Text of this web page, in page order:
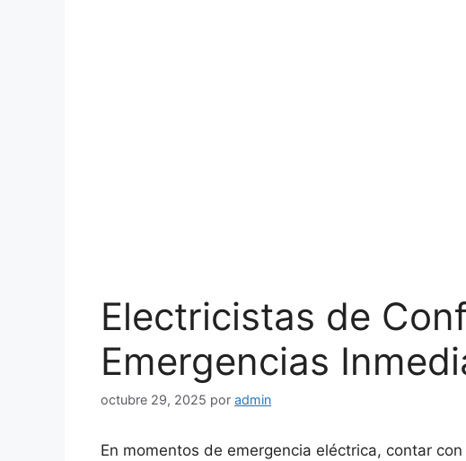
Electricistas de
Emergencias
octubre 29, 2025 por admin
En momentos de emergencia eléctrica, contar